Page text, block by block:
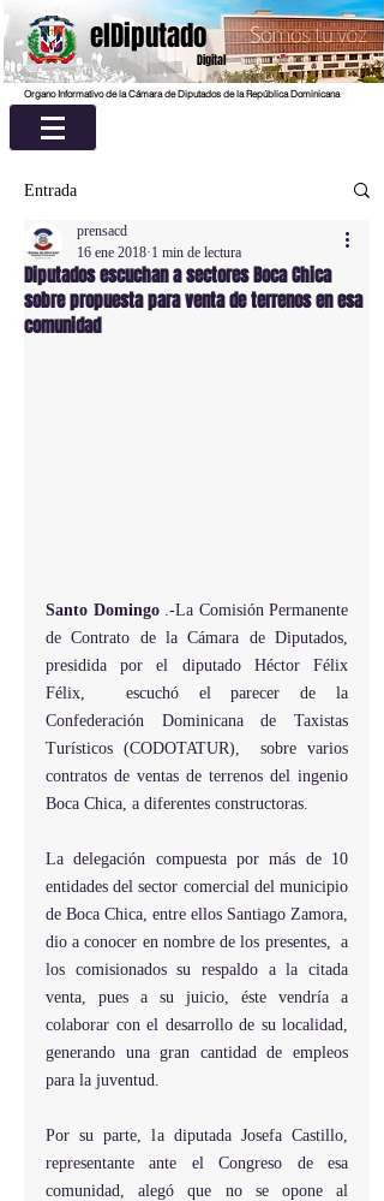
elDiputado
Digital
Organo Informativo de la Cámara de Diputados de la República Dominicana
Entrada
Diputados escuchan a sectores Boca Chica
sobre propuesta para venta de terrenos en esa
comunidad
prensacd
16 ene 2018 1 min de lectura
Santo Domingo .-La Comisión Permanente
de Contrato de la Cámara de Diputados,
presidida por el diputado Héctor Félix
Félix,  escuchó el parecer de la
Confederación Dominicana de Taxistas
Turísticos (CODOTATUR),  sobre varios
contratos de ventas de terrenos del ingenio
Boca Chica, a diferentes constructoras.
La delegación compuesta por más de 10
entidades del sector comercial del municipio
de Boca Chica, entre ellos Santiago Zamora,
dio a conocer en nombre de los presentes,  a
los comisionados su respaldo a la citada
venta, pues a su juicio, éste vendría a
colaborar con el desarrollo de su localidad,
generando una gran cantidad de empleos
para la juventud.
Por su parte, la diputada Josefa Castillo,
representante ante el Congreso de esa
comunidad, alegó que no se opone al